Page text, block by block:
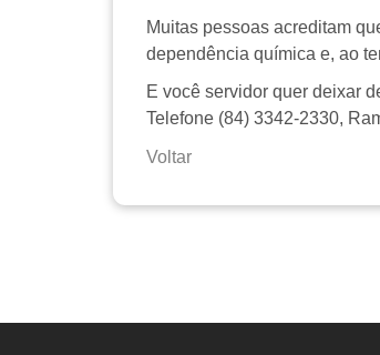
Muitas pessoas acreditam
dependência química e, ao
E você servidor quer deixar
Telefone (84) 3342-2330,
Voltar